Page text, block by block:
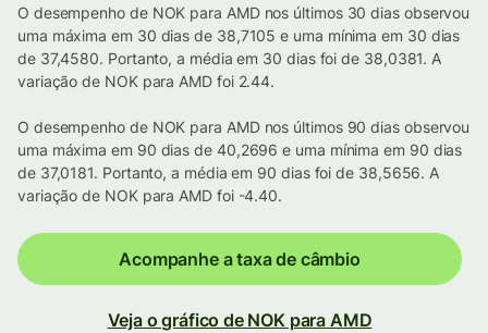
O desempenho de NOK para AMD nos últimos 30 dias observou
uma máxima em 30 dias de 38,7105 e uma mínima em 30 dias
de 37,4580. Portanto, a média em 30 dias foi de 38,0381. A
variação de NOK para AMD foi 2.44.
O desempenho de NOK para AMD nos últimos 90 dias observou
uma máxima em 90 dias de 40,2696 e uma mínima em 90 dias
de 37,0181. Portanto, a média em 90 dias foi de 38,5656. A
variação de NOK para AMD foi -4.40.
Acompanhe a taxa de câmbio
Veja o gráfico de NOK para AMD